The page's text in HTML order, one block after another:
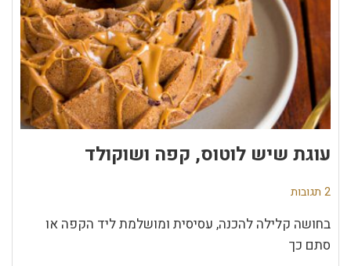
עוגת שיש לוטוס, קפה ושוקולד
2 תגובות
בחושה קלילה להכנה, עסיסית ומושלמת ליד הקפה או
סתם כך